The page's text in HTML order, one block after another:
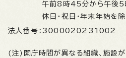
午前8時45分から午後5
休日・祝日・年末年始を除
法人番号： 3000020231002
(注)開庁時間が異なる組織、施設